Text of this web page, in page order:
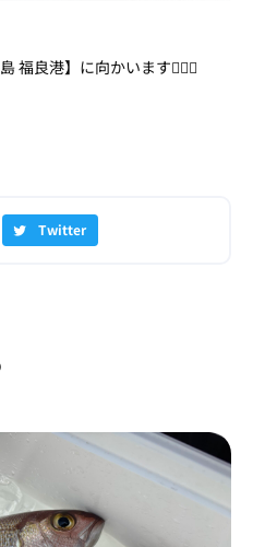
福良港】に向かいます👩‍✈️⚓
Twitter